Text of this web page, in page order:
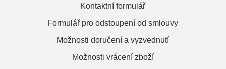
Kontaktní formulář
Formulář pro odstoupení od smlouvy
Možnosti doručení a vyzvednutí
Možnosti vrácení zboží